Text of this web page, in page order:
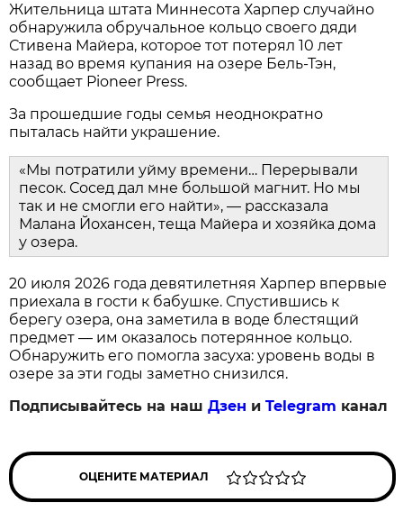
Жительница штата Миннесота Харпер случайно
обнаружила обручальное кольцо своего дяди
Стивена Майера, которое тот потерял 10 лет
назад во время купания на озере Бель-Тэн,
сообщает Pioneer Press.
За прошедшие годы семья неоднократно
пыталась найти украшение.
«Мы потратили уйму времени… Перерывали
песок. Сосед дал мне большой магнит. Но мы
так и не смогли его найти», — рассказала
Малана Йохансен, теща Майера и хозяйка дома
у озера.
20 июля 2026 года девятилетняя Харпер впервые
приехала в гости к бабушке. Спустившись к
берегу озера, она заметила в воде блестящий
предмет — им оказалось потерянное кольцо.
Обнаружить его помогла засуха: уровень воды в
озере за эти годы заметно снизился.
Подписывайтесь на нашДзен иTelegram канал
ОЦЕНИТЕ МАТЕРИАЛ